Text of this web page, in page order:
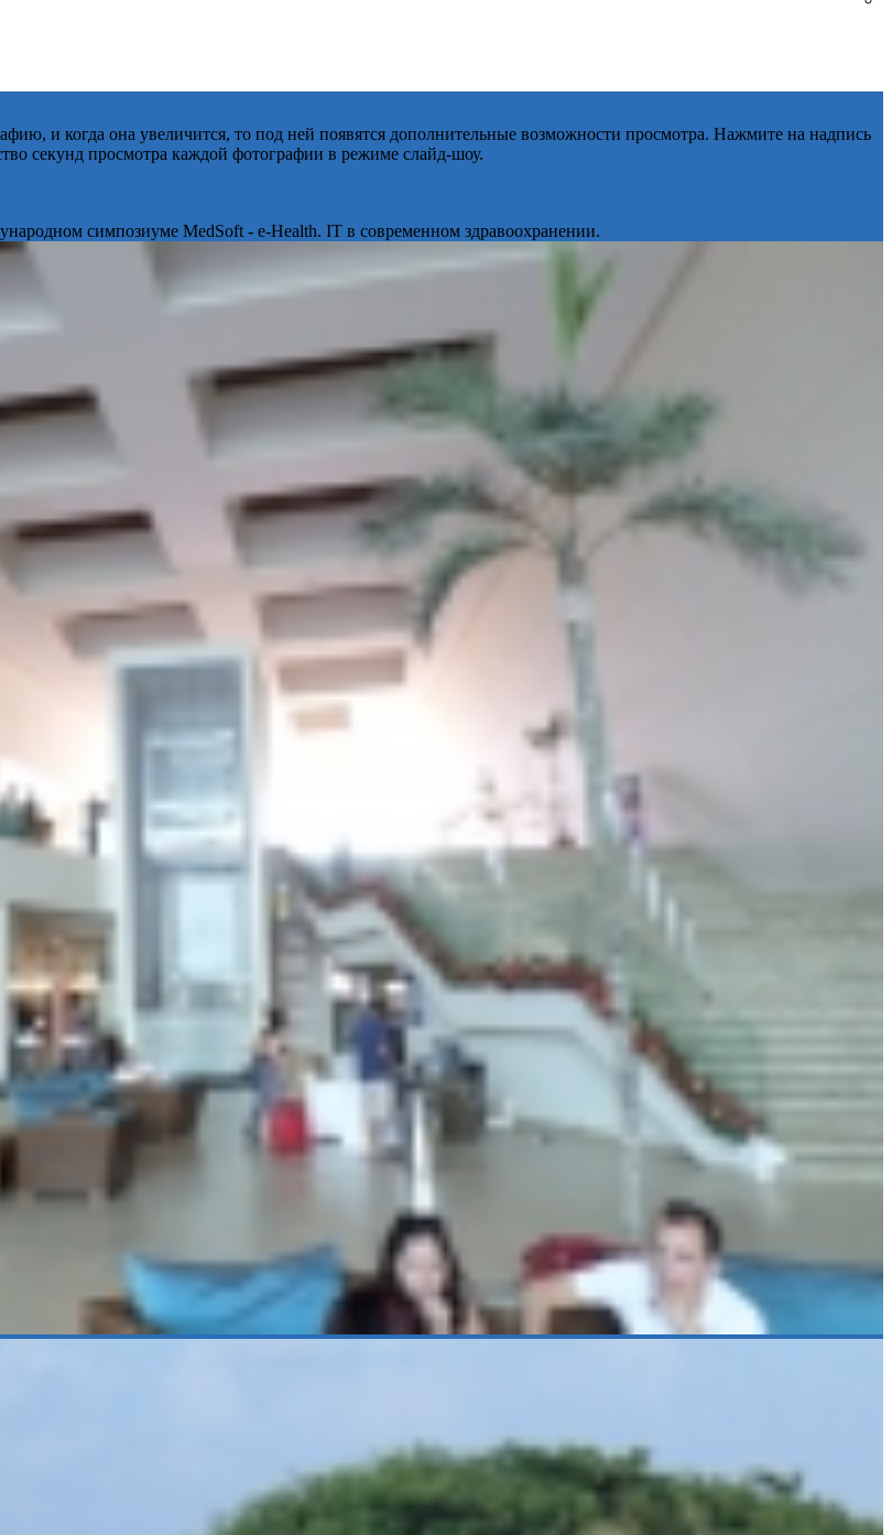
и когда она увеличится, то под ней появятся дополнительные возможности просмотра. Нажмите на надпись
секунд просмотра каждой фотографии в режиме слайд-шоу.
симпозиуме MedSoft - e-Health. IT в современном здравоохранении.